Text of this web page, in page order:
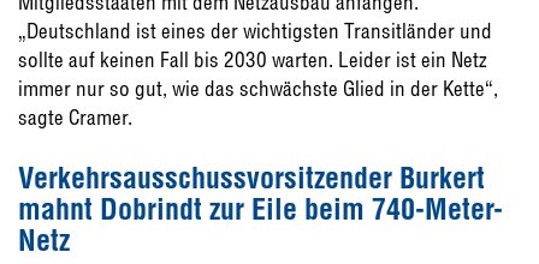
„Deutschland ist eines der wichtigsten Transitländer und
sollte auf keinen Fall bis 2030 warten. Leider ist ein Netz
immer nur so gut, wie das schwächste Glied in der Kette“,
sagte Cramer.
Verkehrsausschussvorsitzender Burkert
mahnt Dobrindt zur Eile beim 740-Meter-
Netz